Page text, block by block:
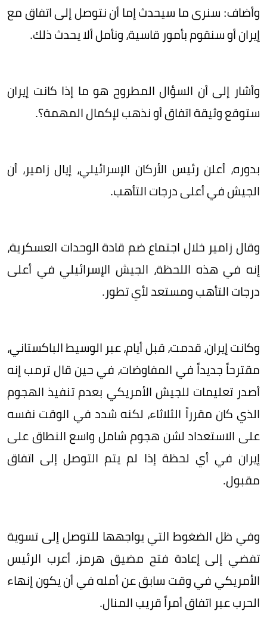
وأضاف: سنرى ما سيحدث إما أن نتوصل إلى اتفاق مع
إيران أو سنقوم بأمور قاسية، ونأمل ألا يحدث ذلك.
وأشار إلى أن السؤال المطروح هو ما إذا كانت إيران
ستوقع وثيقة اتفاق أو نذهب لإكمال المهمة؟.
بدوره، أعلن رئيس الأركان الإسرائيلي، إيال زامير، أن
الجيش في أعلى درجات التأهب.
وقال زامير خلال اجتماع ضم قادة الوحدات العسكرية،
إنه في هذه اللحظة، الجيش الإسرائيلي في أعلى
درجات التأهب ومستعد لأي تطور.
وكانت إيران، قدمت، قبل أيام، عبر الوسيط الباكستاني،
مقترحاً جديداً في المفاوضات، في حين قال ترمب إنه
أصدر تعليمات للجيش الأمريكي بعدم تنفيذ الهجوم
الذي كان مقرراً الثلاثاء، لكنه شدد في الوقت نفسه
على الاستعداد لشن هجوم شامل واسع النطاق على
إيران في أي لحظة إذا لم يتم التوصل إلى اتفاق
مقبول.
وفي ظل الضغوط التي يواجهها للتوصل إلى تسوية
تفضي إلى إعادة فتح مضيق هرمز، أعرب الرئيس
الأمريكي في وقت سابق عن أمله في أن يكون إنهاء
الحرب عبر اتفاق أمراً قريب المنال.